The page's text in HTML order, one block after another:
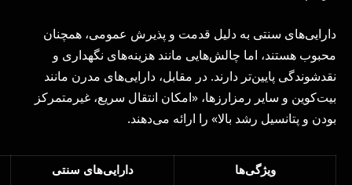
دارایی‌های سنتی به دلیل قدمت و پذیرش عمومی، همچنان
محبوب هستند، اما چالش‌هایی مانند هزینه‌های نگهداری و
نقدشوندگی پایین‌تر دارند. در مقابل، دارایی‌های مدرن مانند
بیت‌کوین و سایر رمزارزها، «امکان انتقال سریع، غیرمتمرکز
بودن و پتانسیل رشد بالا» را ارائه می‌دهند.
ویژگی‌ها دارایی‌های سنتی